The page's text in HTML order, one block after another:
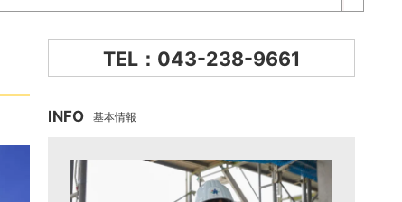
TEL：043-238-9661
INFO 基本情報